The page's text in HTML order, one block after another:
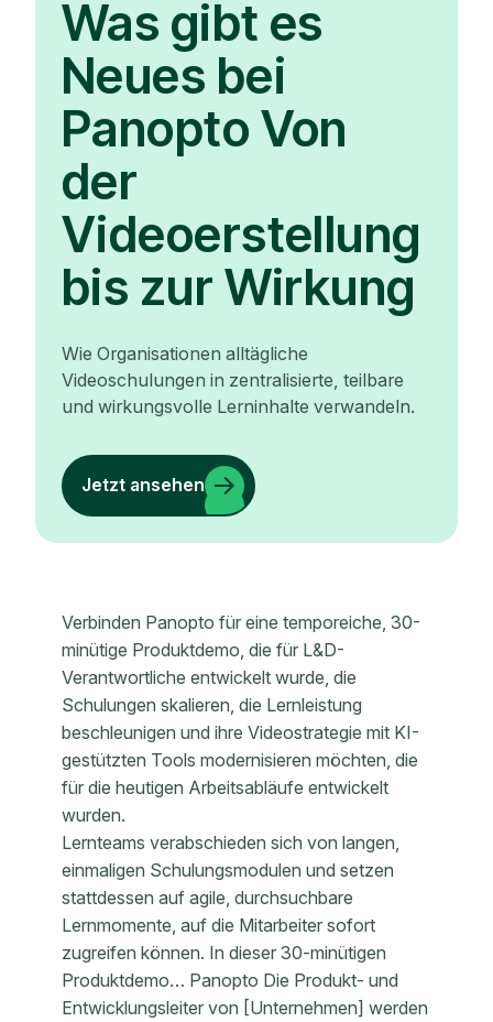
Was gibt es
Neues bei
Panopto Von
der
Videoerstellung
bis zur Wirkung
Wie Organisationen alltägliche
Videoschulungen in zentralisierte, teilbare
und wirkungsvolle Lerninhalte verwandeln.
Jetzt ansehen
Verbinden Panopto für eine temporeiche, 30-
minütige Produktdemo, die für L&D-
Verantwortliche entwickelt wurde, die
Schulungen skalieren, die Lernleistung
beschleunigen und ihre Videostrategie mit KI-
gestützten Tools modernisieren möchten, die
für die heutigen Arbeitsabläufe entwickelt
wurden.
Lernteams verabschieden sich von langen,
einmaligen Schulungsmodulen und setzen
stattdessen auf agile, durchsuchbare
Lernmomente, auf die Mitarbeiter sofort
zugreifen können. In dieser 30-minütigen
Produktdemo… Panopto Die Produkt- und
Entwicklungsleiter von [Unternehmen] werden